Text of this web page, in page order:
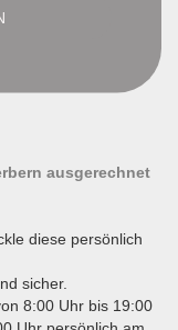
ausgerechnet
diese persönlich
sicher.
8:00 Uhr bis 19:00